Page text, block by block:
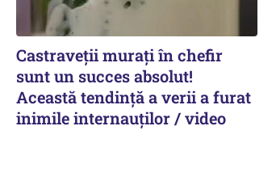
Castraveții murați în chefir
sunt un succes absolut!
Această tendință a verii a furat
inimile internauților / video